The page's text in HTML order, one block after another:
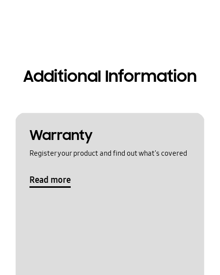
Additional Information
Warranty
Register your product and find out what's covered
Read more